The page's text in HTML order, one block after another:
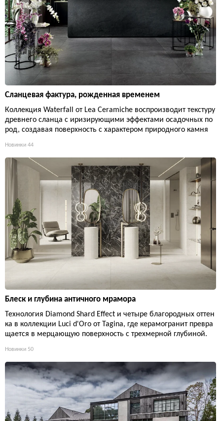
Сланцевая фактура, рожденная временем
Коллекция Waterfall от Lea Ceramiche воспроизводит текстуру
древнего сланца с иризирующими эффектами осадочных по
род, создавая поверхность с характером природного камня
Новинки 44
Блеск и глубина античного мрамора
Технология Diamond Shard Effect и четыре благородных оттен
ка в коллекции Luci d'Oro от Tagina, где керамогранит превра
щается в мерцающую поверхность с трехмерной глубиной.
Новинки 50